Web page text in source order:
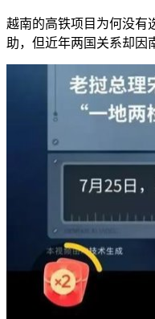
越南的高铁项目为何没有
助，但近年两国关系却因